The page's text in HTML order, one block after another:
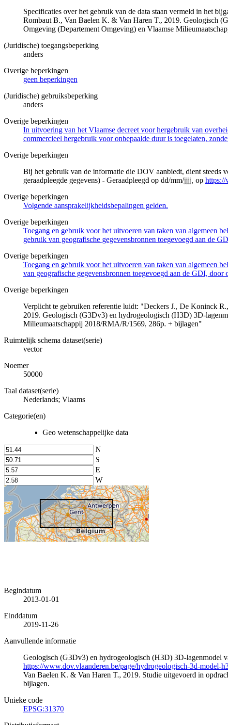
Specificaties over het gebruik van de data staan vermeld in het
Rombaut B., Van Baelen K. & Van Haren T., 2019. Geologisch
Omgeving (Departement Omgeving) en Vlaamse
(Juridische) toegangsbeperking
anders
Overige beperkingen
geen beperkingen
(Juridische) gebruiksbeperking
anders
Overige beperkingen
In uitvoering van het Vlaamse decreet voor hergebruik van
commercieel hergebruik voor onbepaalde duur is toegelaten,
Overige beperkingen
Bij het gebruik van de informatie die DOV aanbiedt, dient steeds
geraadpleegde gegevens) - Geraadpleegd op dd/mm/jjjj, op https://
Overige beperkingen
Volgende aansprakelijkheidsbepalingen gelden.
Overige beperkingen
Toegang en gebruik voor het uitvoeren van taken van algemeen
gebruik van geografische gegevensbronnen toegevoegd aan de
Overige beperkingen
Toegang en gebruik voor het uitvoeren van taken van algemeen
van geografische gegevensbronnen toegevoegd aan de GDI,
Overige beperkingen
Verplicht te gebruiken referentie luidt: "Deckers J., De Koninck
2019. Geologisch (G3Dv3) en hydrogeologisch (H3D) 3D-
Milieumaatschappij 2018/RMA/R/1569, 286p. + bijlagen"
Ruimtelijk schema dataset(serie)
vector
Noemer
50000
Taal dataset(serie)
Nederlands; Vlaams
Categorie(en)
Geo wetenschappelijke data
N
S
E
W
Begindatum
2013-01-01
Einddatum
2019-11-26
Aanvullende informatie
Geologisch (G3Dv3) en hydrogeologisch (H3D) 3D-lagenmodel
https://www.dov.vlaanderen.be/page/hydrogeologisch-3d-model-
Van Baelen K. & Van Haren T., 2019. Studie uitgevoerd in
bijlagen.
Unieke code
EPSG:31370